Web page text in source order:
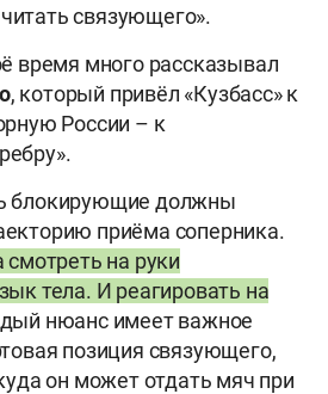
связующего».
время много рассказывал
, который привёл «Кузбасс» к
России – к
блокирующие должны
приёма соперника.
на руки
тела. И реагировать на
нюанс имеет важное
позиция связующего,
он может отдать мяч при